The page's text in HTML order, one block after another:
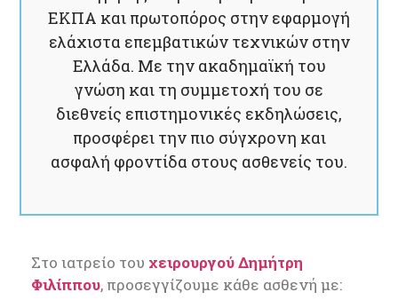
ΕΚΠΑ και πρωτοπόρος στην εφαρμογή
ελάχιστα επεμβατικών τεχνικών στην
Ελλάδα. Με την ακαδημαϊκή του
γνώση και τη συμμετοχή του σε
διεθνείς επιστημονικές εκδηλώσεις,
προσφέρει την πιο σύγχρονη και
ασφαλή φροντίδα στους ασθενείς του.
Στο ιατρείο του χειρουργού Δημήτρη
Φιλίππου, προσεγγίζουμε κάθε ασθενή με: